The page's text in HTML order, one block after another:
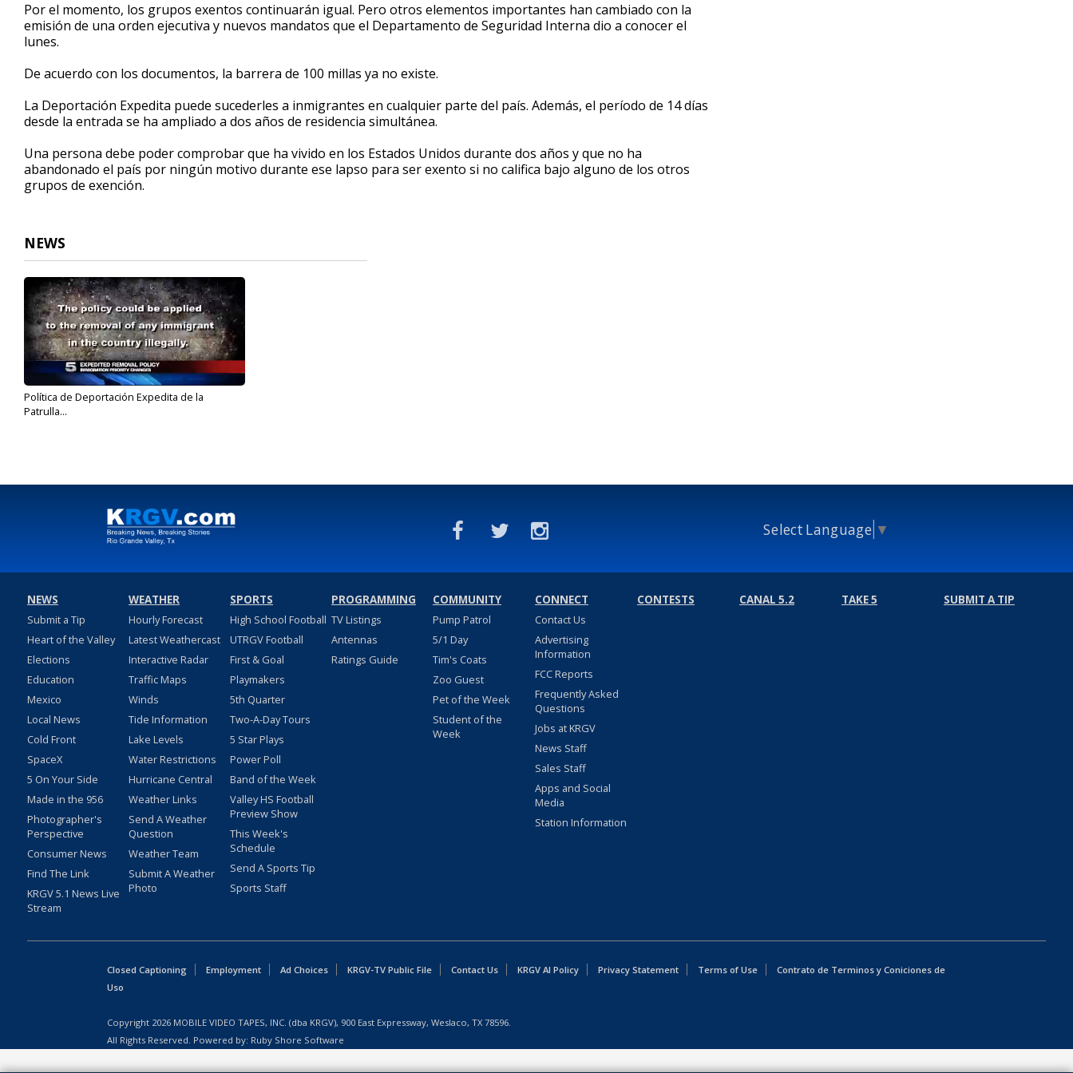
Por el momento, los grupos exentos continuarán igual. Pero otros elementos importantes han cambiado con la
emisión de una orden ejecutiva y nuevos mandatos que el Departamento de Seguridad Interna dio a conocer el
lunes.
De acuerdo con los documentos, la barrera de 100 millas ya no existe.
La Deportación Expedita puede sucederles a inmigrantes en cualquier parte del país. Además, el período de 14 días
desde la entrada se ha ampliado a dos años de residencia simultánea.
Una persona debe poder comprobar que ha vivido en los Estados Unidos durante dos años y que no ha
abandonado el país por ningún motivo durante ese lapso para ser exento si no califica bajo alguno de los otros
grupos de exención.
NEWS
Política de Deportación Expedita de la
Patrulla...
Select Language ▼
NEWS
Submit a Tip
Heart of the Valley
Elections
Education
Mexico
Local News
Cold Front
SpaceX
5 On Your Side
Made in the 956
Photographer's
Perspective
Consumer News
Find The Link
KRGV 5.1 News Live
Stream
WEATHER
Hourly Forecast
Latest Weathercast
Interactive Radar
Traffic Maps
Winds
Tide Information
Lake Levels
Water Restrictions
Hurricane Central
Weather Links
Send A Weather
Question
Weather Team
Submit A Weather
Photo
SPORTS
High School Football
UTRGV Football
First & Goal
Playmakers
5th Quarter
Two-A-Day Tours
5 Star Plays
Power Poll
Band of the Week
Valley HS Football
Preview Show
This Week's
Schedule
Send A Sports Tip
Sports Staff
PROGRAMMING
TV Listings
Antennas
Ratings Guide
COMMUNITY
Pump Patrol
5/1 Day
Tim's Coats
Zoo Guest
Pet of the Week
Student of the
Week
CONNECT
Contact Us
Advertising
Information
FCC Reports
Frequently Asked
Questions
Jobs at KRGV
News Staff
Sales Staff
Apps and Social
Media
Station Information
CONTESTS CANAL 5.2 TAKE 5 SUBMIT A TIP
Closed Captioning Employment Ad Choices KRGV-TV Public File Contact Us KRGV AI Policy Privacy Statement Terms of Use
Contrato de Terminos y Coniciones de
Uso
Copyright 2026 MOBILE VIDEO TAPES, INC. (dba KRGV), 900 East Expressway, Weslaco, TX 78596.
All Rights Reserved. Powered by: Ruby Shore Software